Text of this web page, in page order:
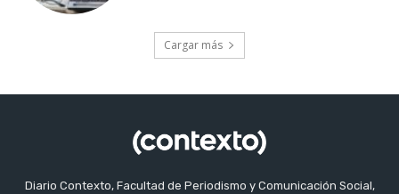
Cargar más
Diario Contexto, Facultad de Periodismo y Comunicación Social,